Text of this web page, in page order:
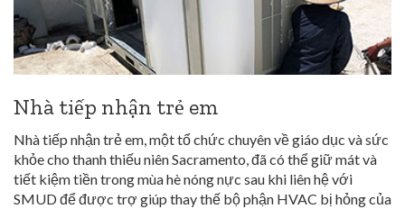
Nhà tiếp nhận trẻ em
Nhà tiếp nhận trẻ em, một tổ chức chuyên về giáo dục và sức
khỏe cho thanh thiếu niên Sacramento, đã có thể giữ mát và
tiết kiệm tiền trong mùa hè nóng nực sau khi liên hệ với
SMUD để được trợ giúp thay thế bộ phận HVAC bị hỏng của